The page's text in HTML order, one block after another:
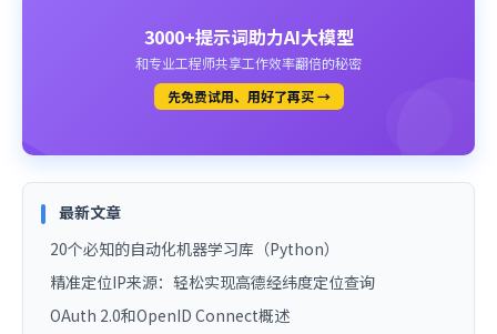
3000+提示词助力AI大模型
和专业工程师共享工作效率翻倍的秘密
先免费试用、用好了再买 →
最新文章
20个必知的自动化机器学习库（Python）
精准定位IP来源：轻松实现高德经纬度定位查询
OAuth 2.0和OpenID Connect概述